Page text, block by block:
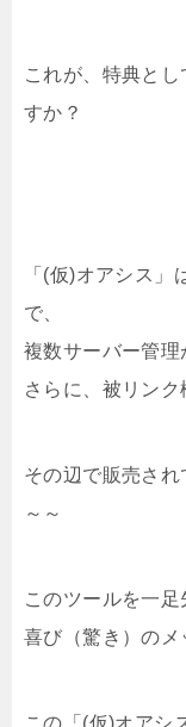
これが、特典と
すか？
「(仮)オアシス
で、
複数サーバー管理
さらに、被リンク
その辺で販売さ
～～
このツールを一足
喜び（驚き）の
この「(仮)オアシ